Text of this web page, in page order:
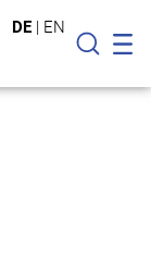
DE | EN
Suche